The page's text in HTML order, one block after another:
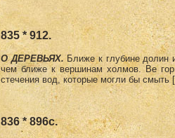
835 * 912.
О ДЕРЕВЬЯХ. Ближе к глубине долин
чем ближе к вершинам холмов. Be
стечения вод, которые могли бы смыть
836 * 896с.